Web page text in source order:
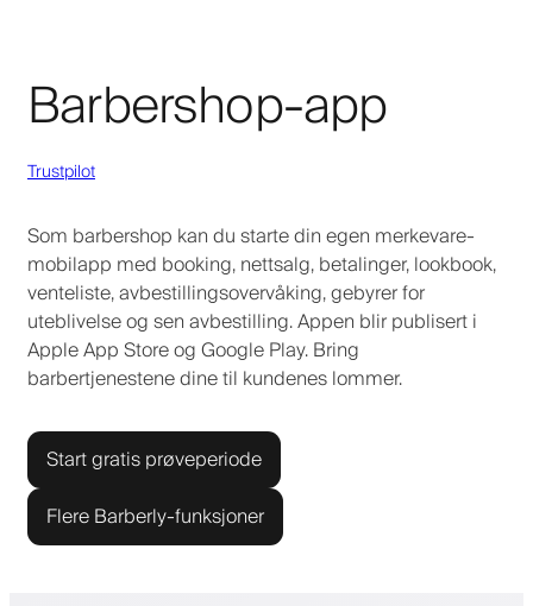
Barbershop-app
Trustpilot
Som barbershop kan du starte din egen merkevare-
mobilapp med booking, nettsalg, betalinger, lookbook,
venteliste, avbestillingsovervåking, gebyrer for
uteblivelse og sen avbestilling. Appen blir publisert i
Apple App Store og Google Play. Bring
barbertjenestene dine til kundenes lommer.
Start gratis prøveperiode
Flere Barberly-funksjoner